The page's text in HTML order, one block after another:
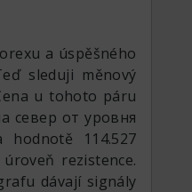
a úspěšného
sleduji měnový
u tohoto páru
север от уровня
hodnotě 114.527
rezistence.
dávají signály